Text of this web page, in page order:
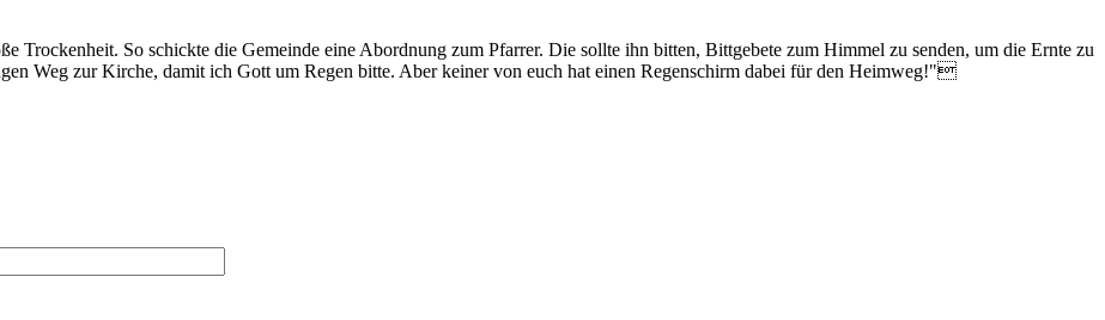
Trockenheit. So schickte die Gemeinde eine Abordnung zum Pfarrer. Die sollte ihn bitten, Bittgebete zum Himmel zu senden, um die Ernte zu
Weg zur Kirche, damit ich Gott um Regen bitte. Aber keiner von euch hat einen Regenschirm dabei für den Heimweg!"